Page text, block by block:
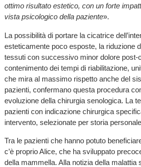
ottimo risultato estetico, con un forte
vista psicologico della paziente».
La possibilità di portare la cicatrice
esteticamente poco esposte, la riduzione
tessuti con successivo minor dolore post-
contenimento dei tempi di riabilitazione,
che mira al massimo rispetto anche del
pazienti, confermano questa procedura
evoluzione della chirurgia senologica. La
pazienti con indicazione chirurgica
intervento, selezionate per storia
Tra le pazienti che hanno potuto
c’è proprio Alice, che ha sviluppato
della mammella. Alla notizia della malattia